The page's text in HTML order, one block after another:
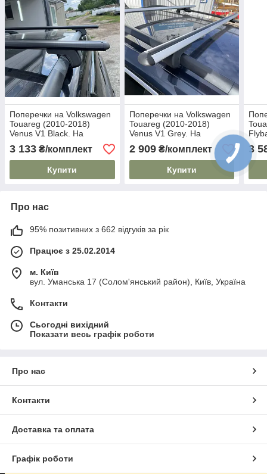
Поперечки на Volkswagen
Touareg (2010-2018)
Venus V1 Black. На
стандартні рейлінги. Без
замка. Чорні
3 133 ₴/комплект
Купити
Поперечки на Volkswagen
Touareg (2010-2018)
Venus V1 Grey. На
стандартні рейлінги. Без
замка. Сірі
2 909₴/комплект
Купити
3
Про нас
95% позитивних з 662 відгуків за рік
Працює з 25.02.2014
м. Київ
вул. Уманська 17 (Солом'янський район), Київ, Україна
Контакти
Сьогодні вихідний
Показати весь графік роботи
Про нас
Контакти
Доставка та оплата
Графік роботи